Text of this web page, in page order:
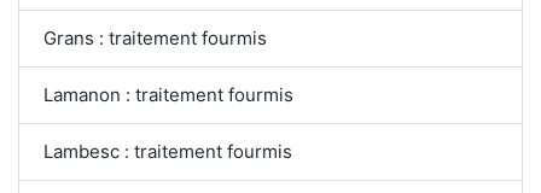
Grans : traitement fourmis
Lamanon : traitement fourmis
Lambesc : traitement fourmis